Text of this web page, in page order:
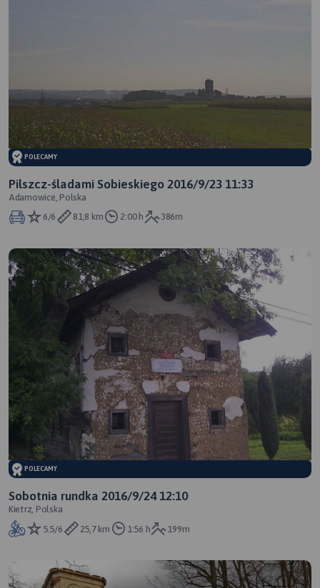
POLECAMY
Pilszcz-śladami Sobieskiego 2016/9/23 11:33
Adamowice, Polska
6/6
81,8 km 2:00 h 386m
POLECAMY
Sobotnia rundka 2016/9/24 12:10
Kietrz, Polska
5.5/6
25,7 km 1:56 h 199m